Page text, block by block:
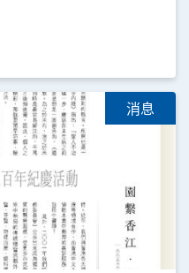
消息